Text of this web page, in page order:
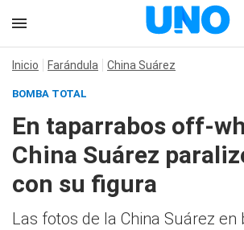
Inicio Farándula China Suárez
BOMBA TOTAL
En taparrabos off-
China Suárez
con su figura
Las fotos de la China Suárez en